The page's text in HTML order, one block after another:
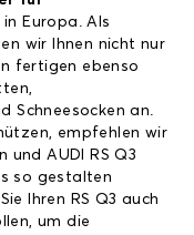
in Europa. Als
wir Ihnen nicht nur
fertigen ebenso
Schneesocken an.
empfehlen wir
undAUDI RS Q3
so gestalten
Ihren RS Q3 auch
um die